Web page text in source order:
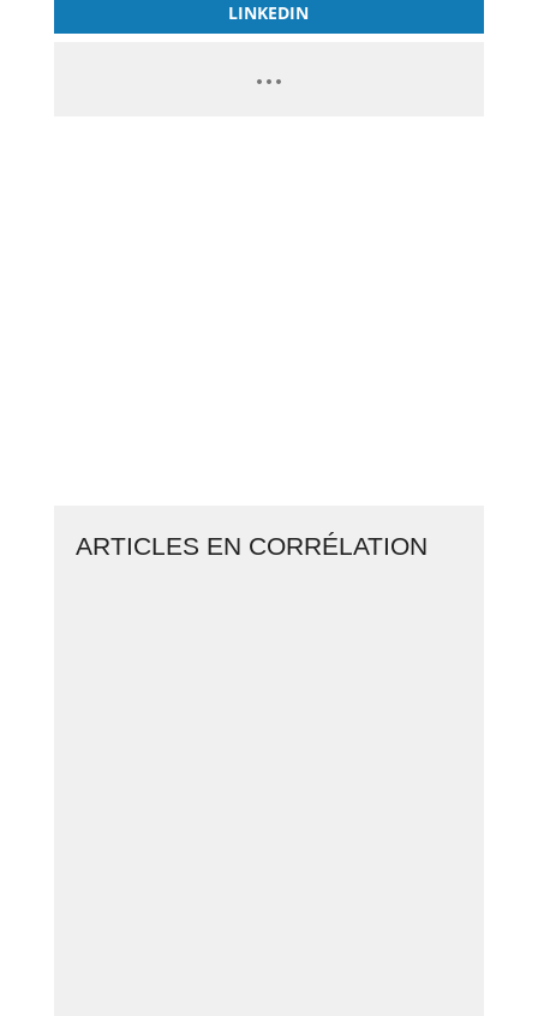
LINKEDIN
ARTICLES EN CORRÉLATION